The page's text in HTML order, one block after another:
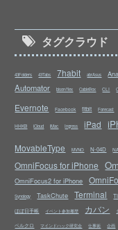
タグクラウド
43Folders 43Tabs 7habit abrAsus
Automator bison/flex CableBox CLI
Evernote Facebook fitbit Forecast
HHKB iCloud iMac Ingress iPad
MovableType MVNO N-04D
OmniFocus for iPhone
OmniFocus2 for iPhone
Synology TaskChute Terminal
ほぼ日手帳 イベント参加履歴 カバン
ベルクロ マインドハック研究会 仕事術 企画